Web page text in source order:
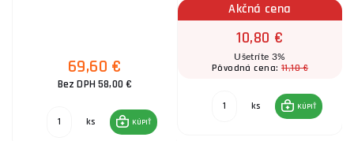
69,60 €
Bez DPH 58,00 €
ks KÚPIŤ
Akčná cena
10,80 €
Ušetríte 3%
Pôvodná cena:11,10 €
ks KÚPIŤ